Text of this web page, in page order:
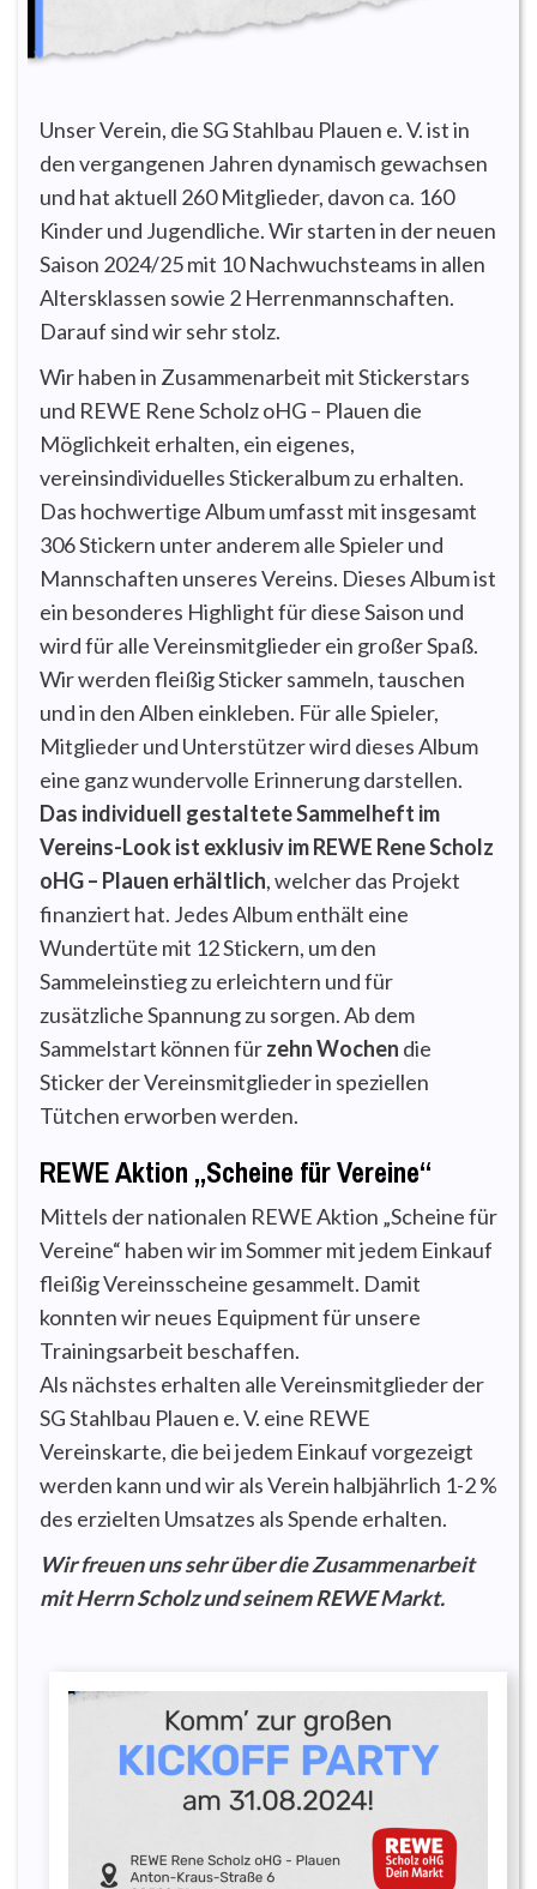
Unser Verein, die SG Stahlbau Plauen e. V. ist in
den vergangenen Jahren dynamisch gewachsen
und hat aktuell 260 Mitglieder, davon ca. 160
Kinder und Jugendliche. Wir starten in der neuen
Saison 2024/25 mit 10 Nachwuchsteams in allen
Altersklassen sowie 2 Herrenmannschaften.
Darauf sind wir sehr stolz.
Wir haben in Zusammenarbeit mit Stickerstars
und REWE Rene Scholz oHG – Plauen die
Möglichkeit erhalten, ein eigenes,
vereinsindividuelles Stickeralbum zu erhalten.
Das hochwertige Album umfasst mit insgesamt
306 Stickern unter anderem alle Spieler und
Mannschaften unseres Vereins. Dieses Album ist
ein besonderes Highlight für diese Saison und
wird für alle Vereinsmitglieder ein großer Spaß.
Wir werden fleißig Sticker sammeln, tauschen
und in den Alben einkleben. Für alle Spieler,
Mitglieder und Unterstützer wird dieses Album
eine ganz wundervolle Erinnerung darstellen.
Das individuell gestaltete Sammelheft im
Vereins-Look ist exklusiv im REWE Rene Scholz
oHG – Plauen erhältlich, welcher das Projekt
finanziert hat. Jedes Album enthält eine
Wundertüte mit 12 Stickern, um den
Sammeleinstieg zu erleichtern und für
zusätzliche Spannung zu sorgen. Ab dem
Sammelstart können fürzehn Wochen die
Sticker der Vereinsmitglieder in speziellen
Tütchen erworben werden.
REWE Aktion „Scheine für Vereine“
Mittels der nationalen REWE Aktion „Scheine für
Vereine“ haben wir im Sommer mit jedem Einkauf
fleißig Vereinsscheine gesammelt. Damit
konnten wir neues Equipment für unsere
Trainingsarbeit beschaffen.
Als nächstes erhalten alle Vereinsmitglieder der
SG Stahlbau Plauen e. V. eine REWE
Vereinskarte, die bei jedem Einkauf vorgezeigt
werden kann und wir als Verein halbjährlich 1-2 %
des erzielten Umsatzes als Spende erhalten.
Wir freuen uns sehr über die Zusammenarbeit
mit Herrn Scholz und seinem REWE Markt.